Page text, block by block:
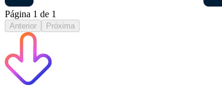
Página 1 de 1
Anterior Próxima